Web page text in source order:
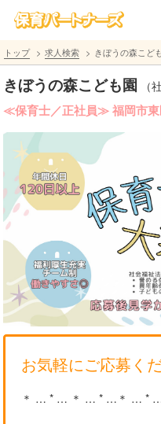
トップ 求人検索 きぼうの森こ
きぼうの森こども園 （
≪保育士／正社員≫ 福岡市東
お気軽にご応募く
＊ … * … ＊ … * …＊ … *